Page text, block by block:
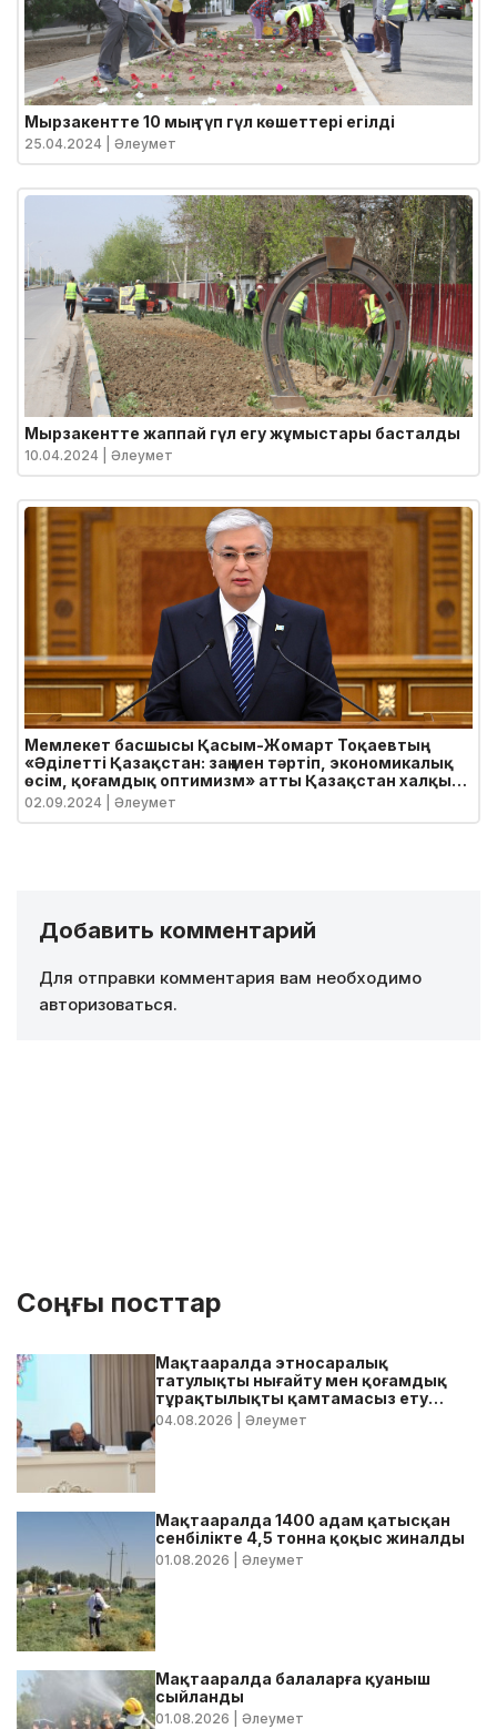
Мырзакентте 10 мың түп гүл көшеттері егілді
25.04.2024 | Әлеумет
Мырзакентте жаппай гүл егу жұмыстары басталды
10.04.2024 | Әлеумет
Мемлекет басшысы Қасым-Жомарт Тоқаевтың
«Әділетті Қазақстан: заң мен тәртіп, экономикалық
өсім, қоғамдық оптимизм» атты Қазақстан халқына
Жолдауы
02.09.2024 | Әлеумет
Добавить комментарий
Для отправки комментария вам необходимо
авторизоваться.
Соңғы посттар
Мақтааралда этносаралық
татулықты нығайту мен қоғамдық
тұрақтылықты қамтамасыз ету
бойынша жедел кеңес өтті
04.08.2026 | Әлеумет
Мақтааралда 1400 адам қатысқан
сенбілікте 4,5 тонна қоқыс жиналды
01.08.2026 | Әлеумет
Мақтааралда балаларға қуаныш
сыйланды
01.08.2026 | Әлеумет